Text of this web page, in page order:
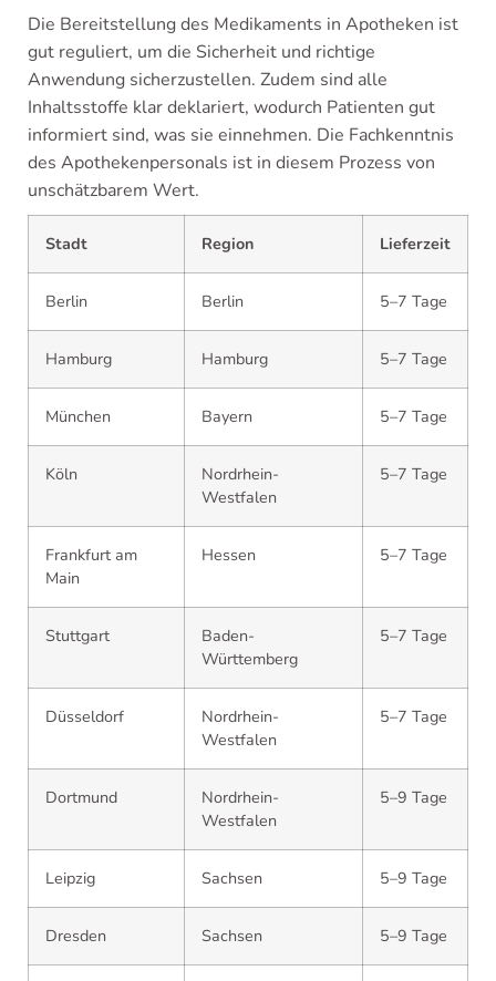
Die Bereitstellung des Medikaments in Apotheken ist
gut reguliert, um die Sicherheit und richtige
Anwendung sicherzustellen. Zudem sind alle
Inhaltsstoffe klar deklariert, wodurch Patienten gut
informiert sind, was sie einnehmen. Die Fachkenntnis
des Apothekenpersonals ist in diesem Prozess von
unschätzbarem Wert.
Stadt Region Lieferzeit
Berlin Berlin 5–7 Tage
Hamburg Hamburg 5–7 Tage
München Bayern 5–7 Tage
Köln
Nordrhein-
Westfalen
5–7 Tage
Frankfurt am
Main
Hessen 5–7 Tage
Stuttgart
Baden-
Württemberg
5–7 Tage
Düsseldorf
Nordrhein-
Westfalen
5–7 Tage
Dortmund
Nordrhein-
Westfalen
5–9 Tage
Leipzig Sachsen 5–9 Tage
Dresden Sachsen 5–9 Tage